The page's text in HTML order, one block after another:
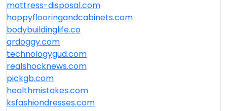
mattress-disposal.com
happyflooringandcabinets.com
bodybuildinglife.co
qrdoggy.com
technologygud.com
realshocknews.com
pickgb.com
healthmistakes.com
ksfashiondresses.com